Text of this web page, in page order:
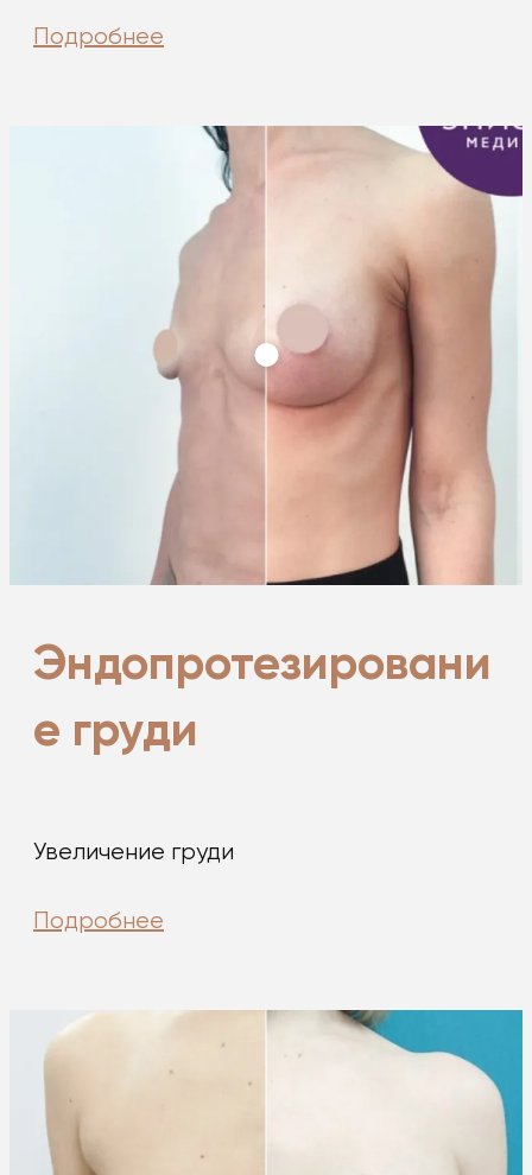
Подробнее
Эндопротезировани
е груди
Увеличение груди
Подробнее